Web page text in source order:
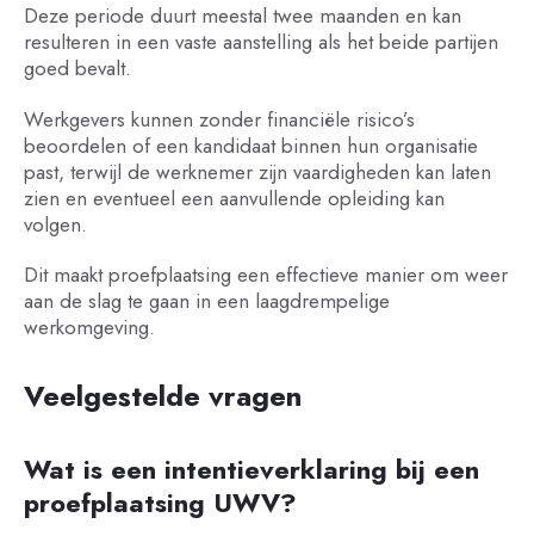
Deze periode duurt meestal twee maanden en kan
resulteren in een vaste aanstelling als het beide partijen
goed bevalt.
Werkgevers kunnen zonder financiële risico’s
beoordelen of een kandidaat binnen hun organisatie
past, terwijl de werknemer zijn vaardigheden kan laten
zien en eventueel een aanvullende opleiding kan
volgen.
Dit maakt proefplaatsing een effectieve manier om weer
aan de slag te gaan in een laagdrempelige
werkomgeving.
Veelgestelde vragen
Wat is een intentieverklaring bij een
proefplaatsing UWV?